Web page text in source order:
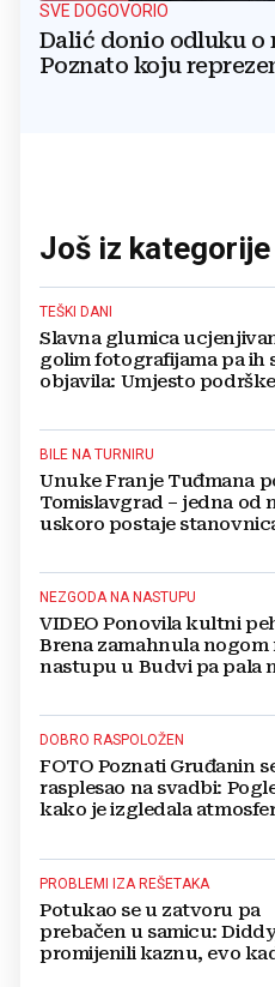
SVE DOGOVORIO
Dalić donio odluku o
Poznato koju
Još iz kategorije
TEŠKI DANI
Slavna glumica
golim fotografijama pa ih
objavila: Umjesto
BILE NA TURNIRU
Unuke Franje Tuđmana
Tomislavgrad – jedna od
uskoro postaje
NEZGODA NA NASTUPU
VIDEO Ponovila kultni
Brena zamahnula nogom
nastupu u Budvi pa pala
DOBRO RASPOLOŽEN
FOTO Poznati Gruđanin
rasplesao na svadbi:
kako je izgledala
PROBLEMI IZA REŠETAKA
Potukao se u zatvoru pa
prebačen u samicu:
promijenili kaznu, evo